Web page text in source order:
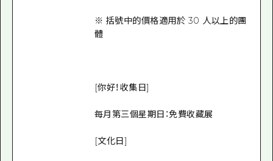
※ 括號中的價格適用於 30 人以上的團
體
[你好！收集日]
每月第三個星期日：免費收藏展
[文化日]